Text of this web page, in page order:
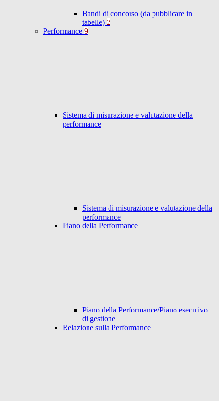
Bandi di concorso (da pubblicare in
tabelle) 2
Performance 9
Sistema di misurazione e valutazione della
performance
Sistema di misurazione e valutazione della
performance
Piano della Performance
Piano della Performance/Piano esecutivo
di gestione
Relazione sulla Performance